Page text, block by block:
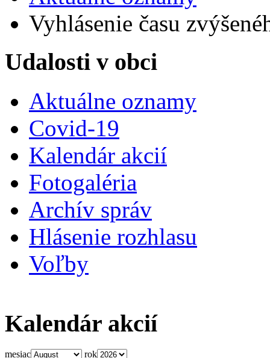
Vyhlásenie času
Udalosti v obci
Aktuálne oznamy
Covid-19
Kalendár akcií
Fotogaléria
Archív správ
Hlásenie rozhlasu
Voľby
Kalendár akcií
mesiac rok